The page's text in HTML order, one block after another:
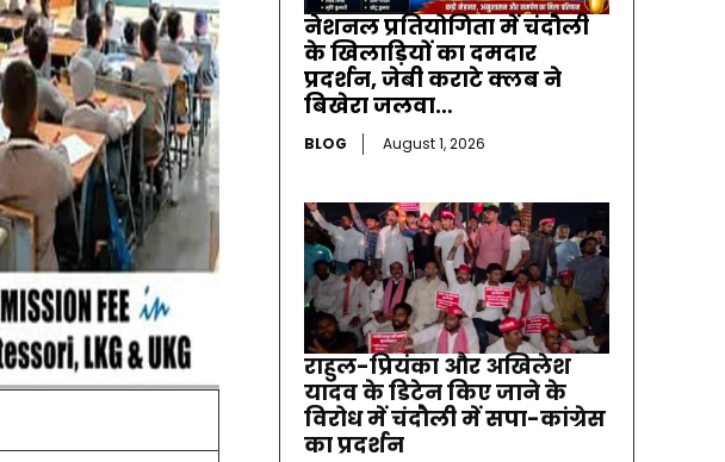
नेशनल प्रतियोगिता में चंदौली
के खिलाड़ियों का दमदार
प्रदर्शन, जेबी कराटे क्लब ने
बिखेरा जलवा…
BLOG August 1, 2026
राहुल-प्रियंका और अखिलेश
यादव के डिटेन किए जाने के
विरोध में चंदौली में सपा-कांग्रेस
का प्रदर्शन